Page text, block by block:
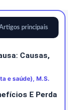
principais
Causas,
e saúde), M.S.
E Perda